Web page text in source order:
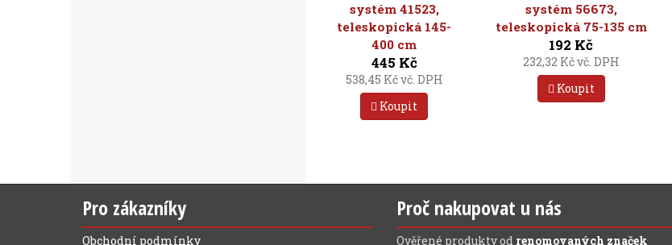
systém 41523,
teleskopická 145-
400 cm
445 Kč
538,45 Kč vč. DPH
Koupit
systém 56673,
teleskopická 75-135 cm
192 Kč
232,32 Kč vč. DPH
Koupit
Pro zákazníky
Obchodní podmínky
Proč nakupovat u nás
Ověřené produkty od renomovaných značek